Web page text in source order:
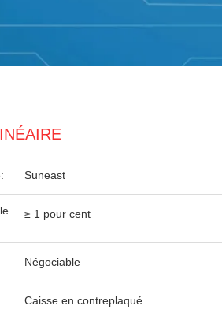
Suneast
≥ 1 pour cent
Négociable
Caisse en contreplaqué